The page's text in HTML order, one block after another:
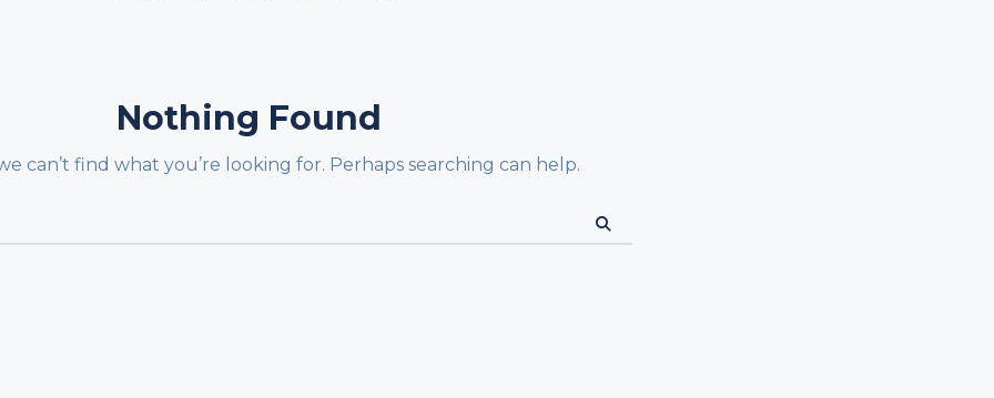
Nothing Found
can’t find what you’re looking for. Perhaps searching can help.